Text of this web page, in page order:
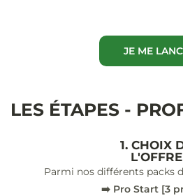
JE ME
LES ÉTAPES -
1. CHOIX
L'OFFRE
Parmi nos différents packs
➡️ Pro Start [3